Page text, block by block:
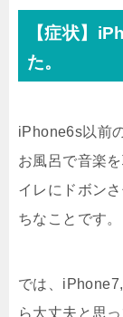
【症状】
た。
iPhone6s以前
お風呂で音楽
イレにドボン
ちなことです。
では、
ら大丈夫と思